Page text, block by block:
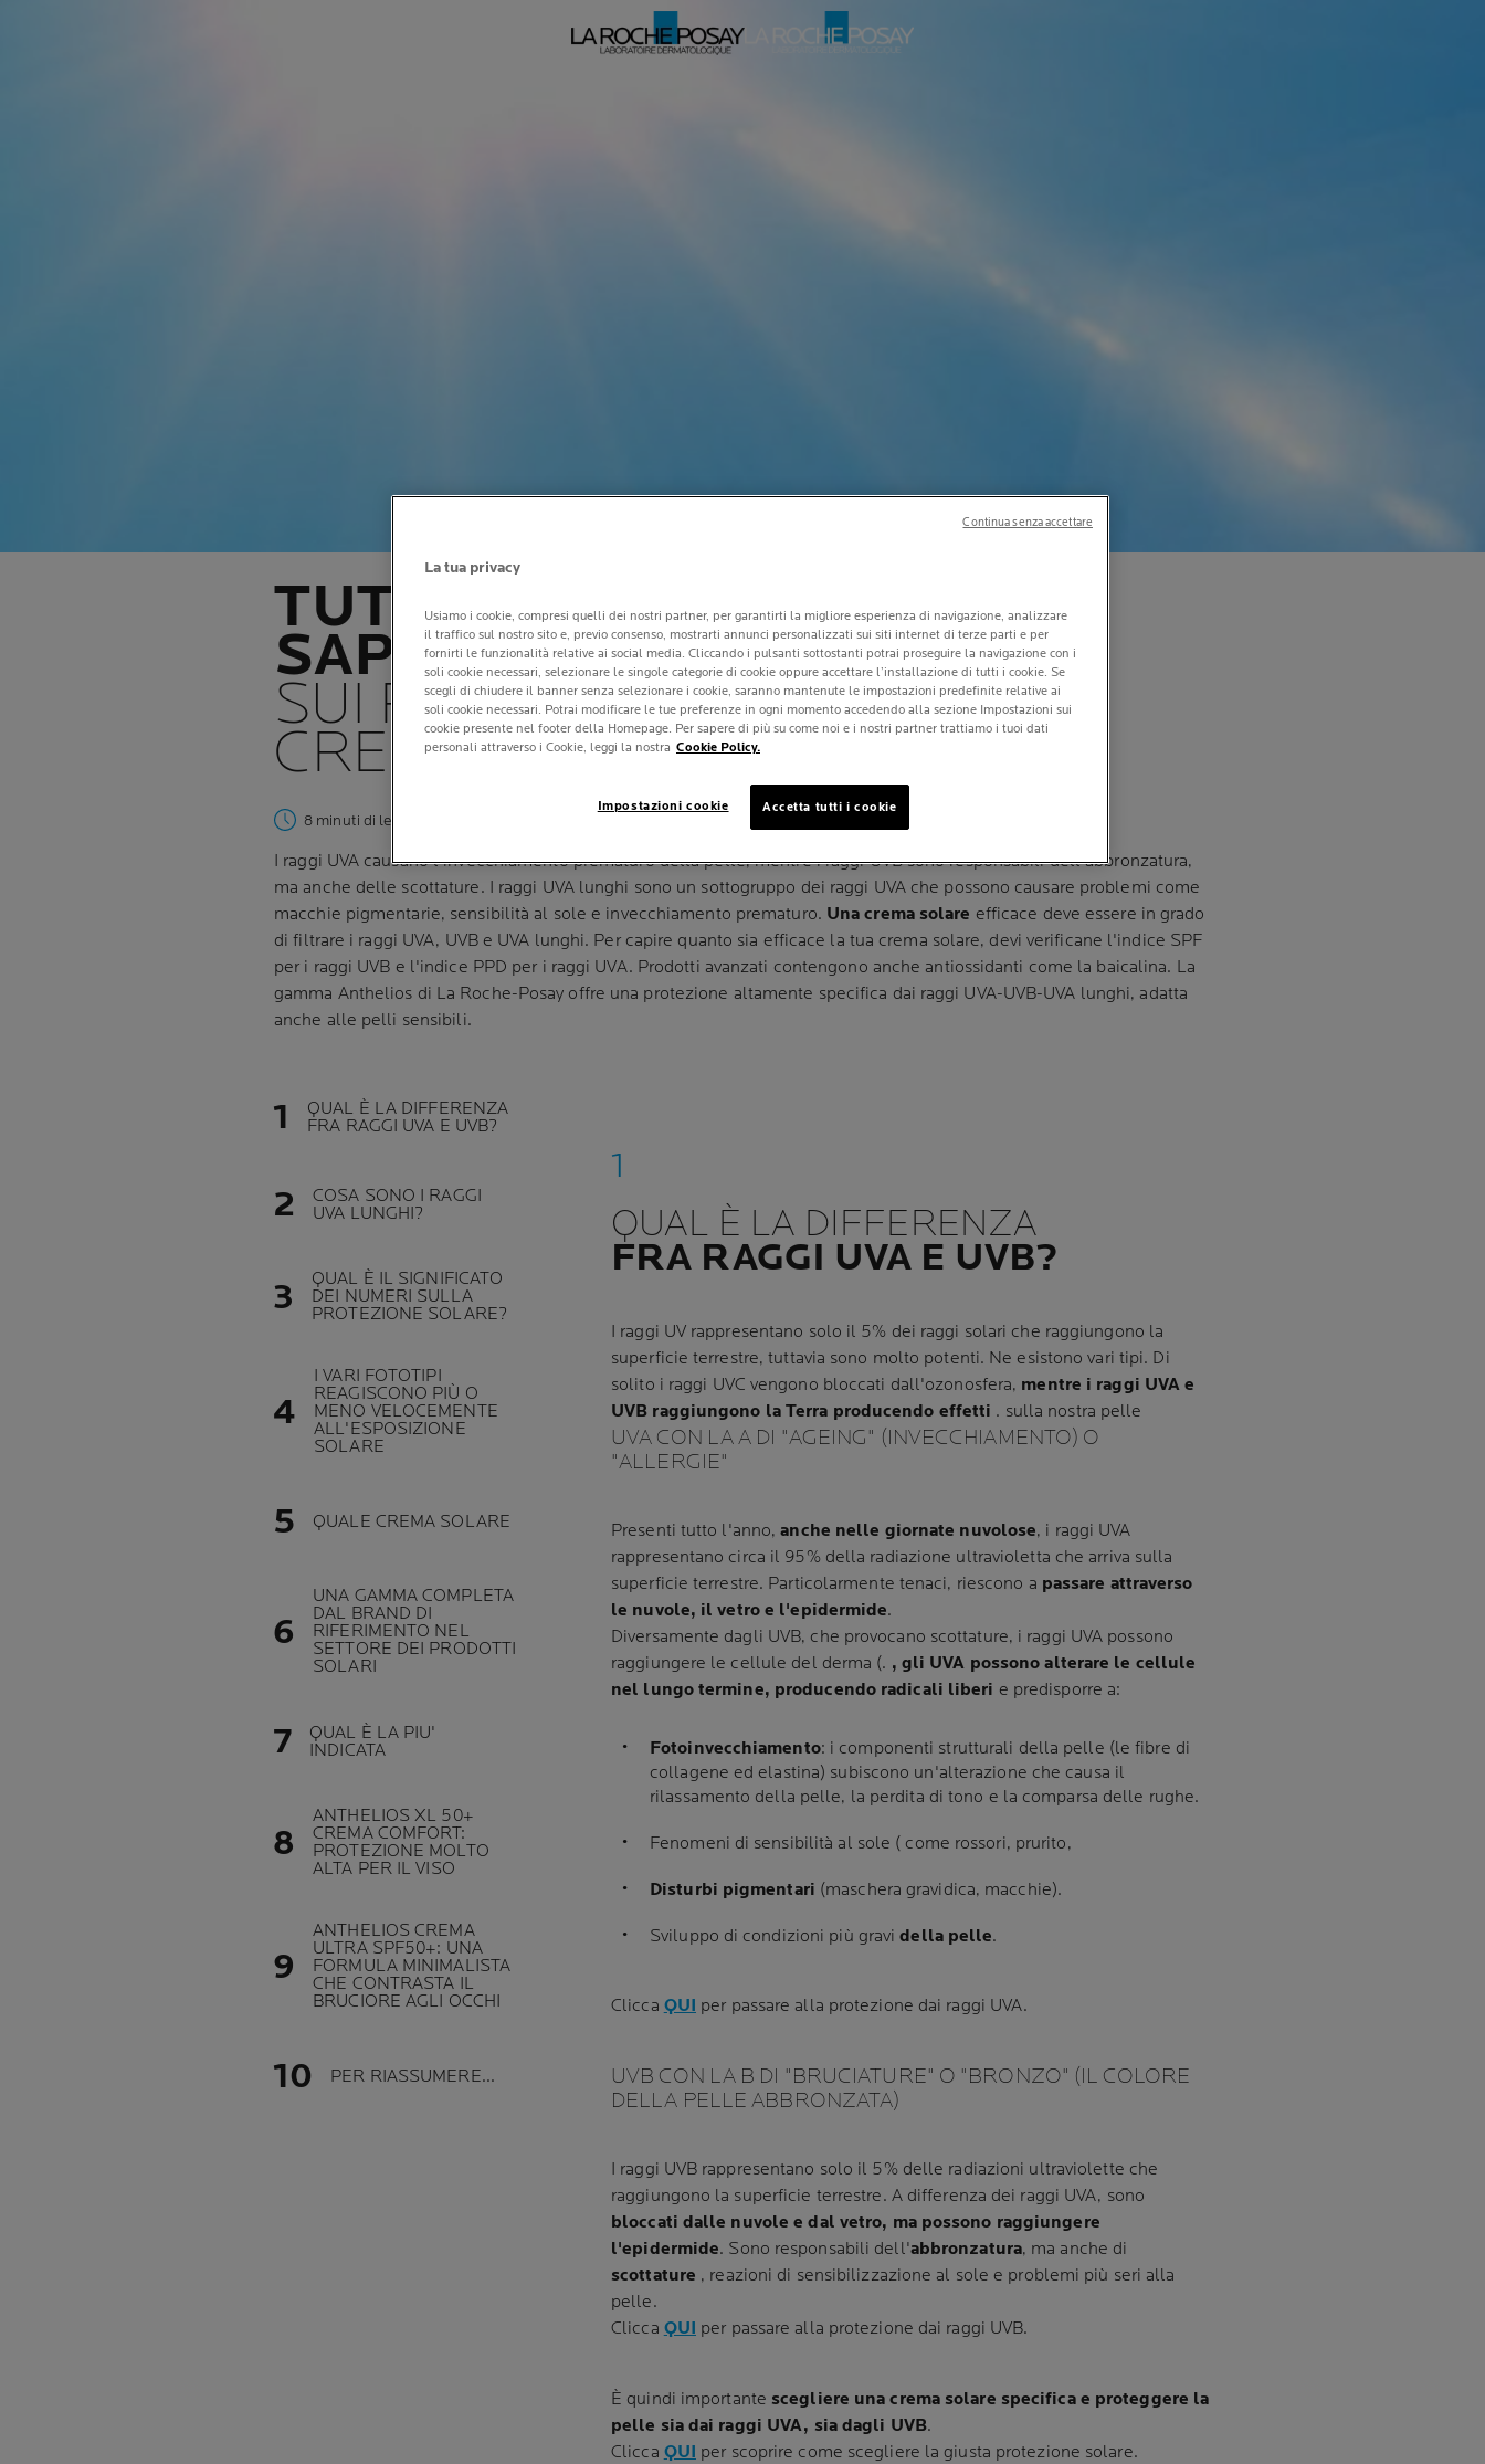
TUTTO QUELLO CHE C'È DA
SAPERE
SUI RAGGI UVA E UVB E QUALE
CREMA SOLARE UTILIZZARE
8 minuti di lettura
I raggi UVA causano l'invecchiamento prematuro della pelle, mentre i raggi UVB sono responsabili dell'abbronzatura,
ma anche delle scottature. I raggi UVA lunghi sono un sottogruppo dei raggi UVA che possono causare problemi come
macchie pigmentarie, sensibilità al sole e invecchiamento prematuro. Una crema solare efficace deve essere in grado
di filtrare i raggi UVA, UVB e UVA lunghi. Per capire quanto sia efficace la tua crema solare, devi verificane l'indice SPF
per i raggi UVB e l'indice PPD per i raggi UVA. Prodotti avanzati contengono anche antiossidanti come la baicalina. La
gamma Anthelios di La Roche-Posay offre una protezione altamente specifica dai raggi UVA-UVB-UVA lunghi, adatta
anche alle pelli sensibili.
QUAL È LA DIFFERENZA
FRA RAGGI UVA E UVB?
COSA SONO I RAGGI
UVA LUNGHI?
QUAL È IL SIGNIFICATO
DEI NUMERI SULLA
PROTEZIONE SOLARE?
I VARI FOTOTIPI
REAGISCONO PIÙ O
MENO VELOCEMENTE
ALL'ESPOSIZIONE
SOLARE
QUALE CREMA SOLARE
UNA GAMMA COMPLETA
DAL BRAND DI
RIFERIMENTO NEL
SETTORE DEI PRODOTTI
SOLARI
QUAL È LA PIU'
INDICATA
ANTHELIOS XL 50+
CREMA COMFORT:
PROTEZIONE MOLTO
ALTA PER IL VISO
ANTHELIOS CREMA
ULTRA SPF50+: UNA
FORMULA MINIMALISTA
CHE CONTRASTA IL
BRUCIORE AGLI OCCHI
PER RIASSUMERE...
QUAL È LA DIFFERENZA
FRA RAGGI UVA E UVB?
I raggi UV rappresentano solo il 5% dei raggi solari che raggiungono la
superficie terrestre, tuttavia sono molto potenti. Ne esistono vari tipi. Di
solito i raggi UVC vengono bloccati dall'ozonosfera, mentre i raggi UVA e
UVB raggiungono la Terra producendo effetti . sulla nostra pelle
UVA CON LA A DI "AGEING" (INVECCHIAMENTO) O
"ALLERGIE"
Presenti tutto l'anno,anche nelle giornate nuvolose, i raggi UVA
rappresentano circa il 95% della radiazione ultravioletta che arriva sulla
superficie terrestre. Particolarmente tenaci, riescono a passare attraverso
le nuvole, il vetro e l'epidermide.
Diversamente dagli UVB, che provocano scottature, i raggi UVA possono
raggiungere le cellule del derma (. , gli UVA possono alterare le cellule
nel lungo termine, producendo radicali liberi e predisporre a:
Fotoinvecchiamento: i componenti strutturali della pelle (le fibre di
collagene ed elastina) subiscono un'alterazione che causa il
rilassamento della pelle, la perdita di tono e la comparsa delle rughe.
Fenomeni di sensibilità al sole ( come rossori, prurito,
Disturbi pigmentari (maschera gravidica, macchie).
Sviluppo di condizioni più gravidella pelle.
Clicca QUI per passare alla protezione dai raggi UVA.
UVB CON LA B DI "BRUCIATURE" O "BRONZO" (IL COLORE
DELLA PELLE ABBRONZATA)
I raggi UVB rappresentano solo il 5% delle radiazioni ultraviolette che
raggiungono la superficie terrestre. A differenza dei raggi UVA, sono
bloccati dalle nuvole e dal vetro, ma possono raggiungere
l'epidermide. Sono responsabili dell'abbronzatura, ma anche di
scottature , reazioni di sensibilizzazione al sole e problemi più seri alla
pelle.
Clicca QUI per passare alla protezione dai raggi UVB.
È quindi importante scegliere una crema solare specifica e proteggere la
pelle sia dai raggi UVA, sia dagli UVB.
Clicca QUI per scoprire come scegliere la giusta protezione solare.
La tua privacy
Usiamo i cookie, compresi quelli dei nostri partner, per garantirti la migliore esperienza di navigazione, analizzare
il traffico sul nostro sito e, previo consenso, mostrarti annunci personalizzati sui siti internet di terze parti e per
fornirti le funzionalità relative ai social media. Cliccando i pulsanti sottostanti potrai proseguire la navigazione con i
soli cookie necessari, selezionare le singole categorie di cookie oppure accettare l’installazione di tutti i cookie. Se
scegli di chiudere il banner senza selezionare i cookie, saranno mantenute le impostazioni predefinite relative ai
soli cookie necessari. Potrai modificare le tue preferenze in ogni momento accedendo alla sezione Impostazioni sui
cookie presente nel footer della Homepage. Per sapere di più su come noi e i nostri partner trattiamo i tuoi dati
personali attraverso i Cookie, leggi la nostra Cookie Policy.
Impostazioni cookie Accetta tutti i cookie
Continua senza accettare